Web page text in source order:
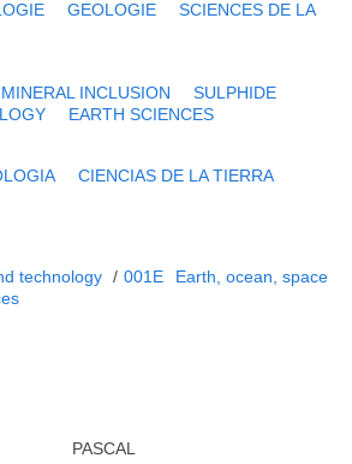
GEOLOGIE
SCIENCES DE LA
MINERAL INCLUSION
SULPHIDE
EARTH SCIENCES
CIENCIAS DE LA TIERRA
technology / 001E
Earth, ocean, space
PASCAL